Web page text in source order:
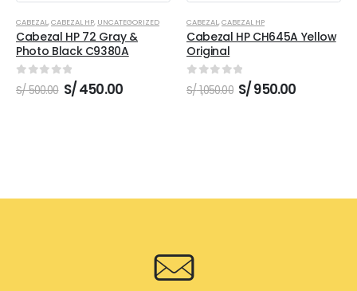
CABEZAL,CABEZAL HP, UNCATEGORIZED
Cabezal HP 72 Gray &
Photo Black C9380A
out of 5
S/500.00 El
precio
S/450.00El
CABEZAL,CABEZAL HP
Cabezal HP CH645A Yellow
Original
out of 5
S/1,050.00 El
precio
S/950.00El